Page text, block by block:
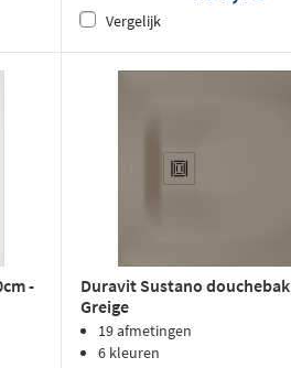
Vergelijk
-
Duravit Sustano douchebak
Greige
19 afmetingen
6 kleuren